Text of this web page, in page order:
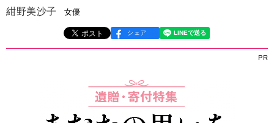
紺野美沙子 女優
シェア
PR